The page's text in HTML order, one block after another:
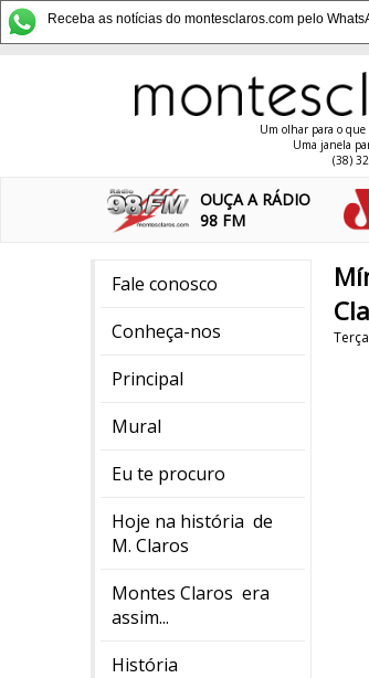
Receba as notícias do montesclaros.com pelo
Um olhar para o
Uma janela
(38)
OUÇA A RÁDIO
98 FM
Fale conosco
Conheça-nos
Principal
Mural
Eu te procuro
Hoje na história de
M. Claros
Montes Claros era
assim...
História